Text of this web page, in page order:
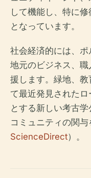
して機能し、特に
となっています。
社会経済的には、ポ
地元のビジネス、
援します。緑地、
て最近発見された
とする新しい考古
コミュニティの関
ScienceDirect）。